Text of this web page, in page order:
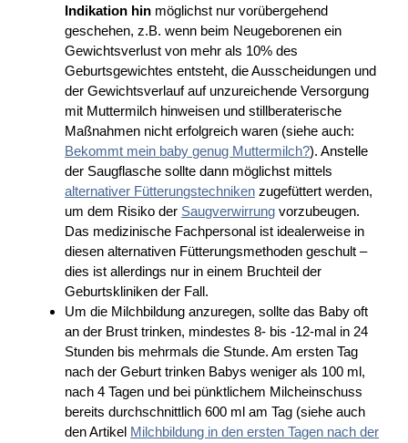
Indikation hin möglichst nur vorübergehend
geschehen, z.B. wenn beim Neugeborenen ein
Gewichtsverlust von mehr als 10% des
Geburtsgewichtes entsteht, die Ausscheidungen und
der Gewichtsverlauf auf unzureichende Versorgung
mit Muttermilch hinweisen und stillberaterische
Maßnahmen nicht erfolgreich waren (siehe auch:
Bekommt mein baby genug Muttermilch?). Anstelle
der Saugflasche sollte dann möglichst mittels
alternativer Fütterungstechniken zugefüttert werden,
um dem Risiko der Saugverwirrung vorzubeugen.
Das medizinische Fachpersonal ist idealerweise in
diesen alternativen Fütterungsmethoden geschult –
dies ist allerdings nur in einem Bruchteil der
Geburtskliniken der Fall.
Um die Milchbildung anzuregen, sollte das Baby oft
an der Brust trinken, mindestes 8- bis -12-mal in 24
Stunden bis mehrmals die Stunde. Am ersten Tag
nach der Geburt trinken Babys weniger als 100 ml,
nach 4 Tagen und bei pünktlichem Milcheinschuss
bereits durchschnittlich 600 ml am Tag (siehe auch
den Artikel Milchbildung in den ersten Tagen nach der